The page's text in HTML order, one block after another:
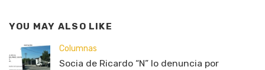
YOU MAY ALSO LIKE
Columnas
Socia de Ricardo “N” lo denuncia por